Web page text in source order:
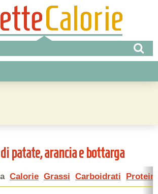
patate, arancia e bottarga
Calorie Grassi Carboidrati